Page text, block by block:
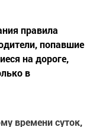
правила
попавшие
на дороге,
в
времени суток,